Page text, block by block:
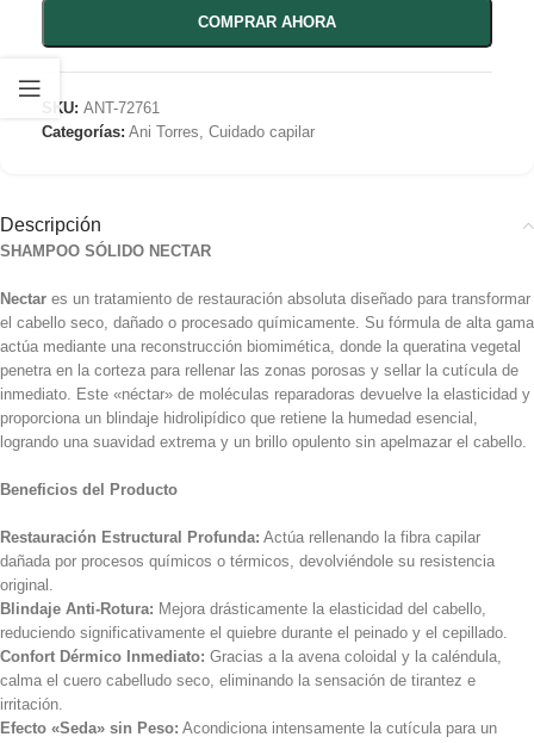
COMPRAR AHORA
SKU: ANT-72761
Categorías: Ani Torres, Cuidado capilar
Descripción
SHAMPOO SÓLIDO NECTAR
Nectar es un tratamiento de restauración absoluta diseñado para transformar
el cabello seco, dañado o procesado químicamente. Su fórmula de alta gama
actúa mediante una reconstrucción biomimética, donde la queratina vegetal
penetra en la corteza para rellenar las zonas porosas y sellar la cutícula de
inmediato. Este «néctar» de moléculas reparadoras devuelve la elasticidad y
proporciona un blindaje hidrolipídico que retiene la humedad esencial,
logrando una suavidad extrema y un brillo opulento sin apelmazar el cabello.
Beneficios del Producto
Restauración Estructural Profunda: Actúa rellenando la fibra capilar
dañada por procesos químicos o térmicos, devolviéndole su resistencia
original.
Blindaje Anti-Rotura: Mejora drásticamente la elasticidad del cabello,
reduciendo significativamente el quiebre durante el peinado y el cepillado.
Confort Dérmico Inmediato: Gracias a la avena coloidal y la caléndula,
calma el cuero cabelludo seco, eliminando la sensación de tirantez e
irritación.
Efecto «Seda» sin Peso: Acondiciona intensamente la cutícula para un